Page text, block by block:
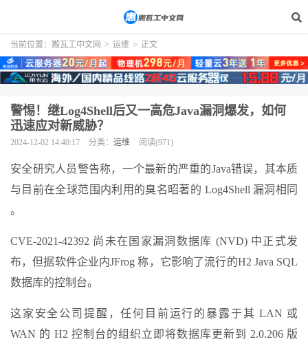
当前位置： 搬瓦工中文网 > 运维 > 正文
警惕！继Log4Shell后又一高危Java漏洞爆发，如何
迅速应对新威胁？
2024-12-02 14:40:17 分类： 运维 阅读(971)
安全研究人员警告称，一个最新的严重的Java错误，其本质
与目前在全球范围内利用的臭名昭著的 Log4Shell 漏洞相同
。
CVE-2021-42392 尚未在国家漏洞数据库 (NVD) 中正式发
布，但据软件企业内JFrog 称，它影响了流行的H2 Java SQL
数据库的控制台。
这家安全公司提醒，任何目前运行的暴露于其 LAN 或
WAN 的 H2 控制台的组织立即将数据库更新到 2.0.206 版